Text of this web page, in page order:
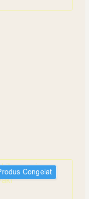
Congelat